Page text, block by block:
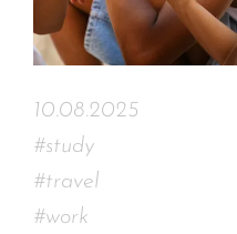
10.08.2025
#study
#travel
#work